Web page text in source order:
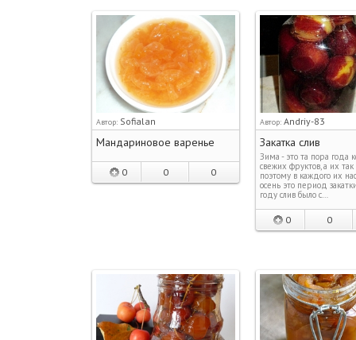
Автор: Sofialan
Мандариновое варенье
0 0 0
Автор: Andriy-83
Закатка слив
Зима - это та пора года
свежих фруктов, а их так
поэтому в каждого их
осень это период
году слив было с…
0 0